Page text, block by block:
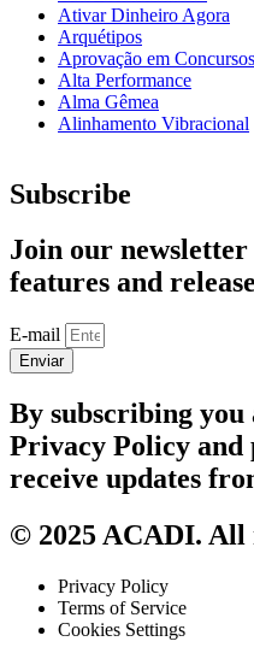
Ativar Dinheiro Agora
Arquétipos
Aprovação em
Alta Performance
Alma Gêmea
Alinhamento Vibracional
Subscribe
Join our
features and
E-mail
Enviar
By subscribing
Privacy Policy and
receive updates
© 2025 ACADI. All
Privacy Policy
Terms of Service
Cookies Settings